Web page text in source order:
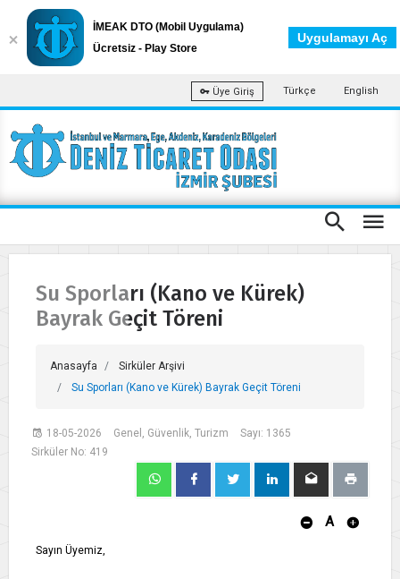
Üye Giriş Türkçe English
Su Sporları (Kano ve Kürek)
Bayrak Geçit Töreni
Anasayfa
Sirküler Arşivi
Su Sporları (Kano ve Kürek) Bayrak Geçit Töreni
18-05-2026 Genel, Güvenlik, Turizm
Sayı: 1365
Sirküler No: 419
A
Sayın Üyemiz,
İMEAK DTO (Mobil Uygulama)
Ücretsiz - Play Store
Uygulamayı Aç